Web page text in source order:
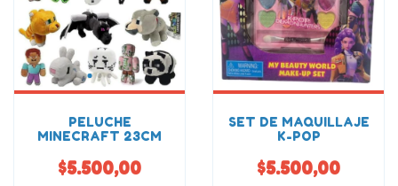
PELUCHE
MINECRAFT 23CM
$5.500,00
SET DE MAQUILLAJE
K-POP
$5.500,00